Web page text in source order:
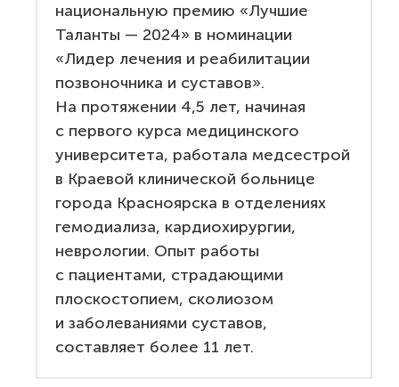
национальную премию «Лучшие
Таланты — 2024» в номинации
«Лидер лечения и реабилитации
позвоночника и суставов».
На протяжении 4,5 лет, начиная
с первого курса медицинского
университета, работала медсестрой
в Краевой клинической больнице
города Красноярска в отделениях
гемодиализа, кардиохирургии,
неврологии. Опыт работы
с пациентами, страдающими
плоскостопием, сколиозом
и заболеваниями суставов,
составляет более 11 лет.